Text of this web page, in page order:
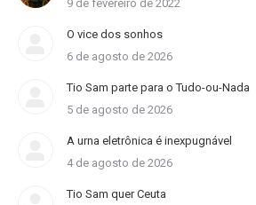
9 de fevereiro de 2022
O vice dos sonhos
6 de agosto de 2026
Tio Sam parte para o Tudo-ou-Nada
5 de agosto de 2026
A urna eletrônica é inexpugnável
4 de agosto de 2026
Tio Sam quer Ceuta